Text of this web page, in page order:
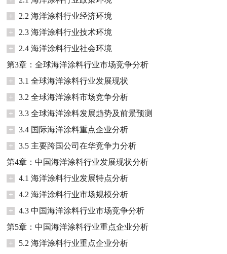
+
2.2 海洋涂料行业经济环境
+
2.3 海洋涂料行业技术环境
+
2.4 海洋涂料行业社会环境
第3章：全球海洋涂料行业市场竞争分析
+
3.1 全球海洋涂料行业发展现状
+
3.2 全球海洋涂料市场竞争分析
+
3.3 全球海洋涂料发展趋势及前景预测
+
3.4 国际海洋涂料重点企业分析
+
3.5 主要跨国公司在华竞争力分析
第4章：中国海洋涂料行业发展现状分析
+
4.1 海洋涂料行业发展特点分析
+
4.2 海洋涂料行业市场规模分析
+
4.3 中国海洋涂料行业市场竞争分析
第5章：中国海洋涂料行业重点企业分析
+
5.2 海洋涂料行业重点企业分析